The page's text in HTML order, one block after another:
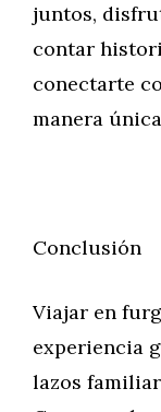
juntos,
contar
conectarte
manera
Conclusión
Viajar en
experiencia
lazos